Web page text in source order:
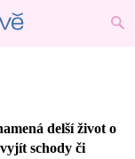
delší život o
schody či